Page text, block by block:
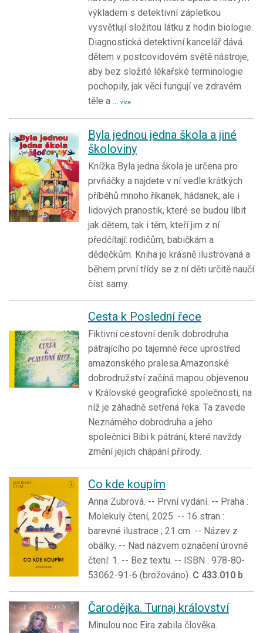
výkladem s detektivní zápletkou
vysvětlují složitou látku z hodin biologie.
Diagnostická detektivní kancelář dává
dětem v postcovidovém světě nástroje,
aby bez složité lékařské terminologie
pochopily, jak věci fungují ve zdravém
těle a ... více
Byla jednou jedna škola a jiné
školoviny
Knížka Byla jedna škola je určena pro
prvňáčky a najdete v ní vedle krátkých
příběhů mnoho říkanek, hádanek, ale i
lidových pranostik, které se budou líbit
jak dětem, tak i těm, kteří jim z ní
předčítají: rodičům, babičkám a
dědečkům. Kniha je krásně ilustrovaná a
během první třídy se z ní děti určitě naučí
číst samy.
Cesta k Poslední řece
Fiktivní cestovní deník dobrodruha
pátrajícího po tajemné řece uprostřed
amazonského pralesa.Amazonské
dobrodružství začíná mapou objevenou
v Královské geografické společnosti, na
níž je záhadně setřená řeka. Ta zavede
Neznámého dobrodruha a jeho
společnici Bibi k pátrání, které navždy
změní jejich chápání přírody.
Co kde koupím
Anna Zubrová. -- První vydání. -- Praha :
Molekuly čtení, 2025. -- 16 stran :
barevné ilustrace ; 21 cm. -- Název z
obálky. -- Nad názvem označení úrovně
čtení: 1. -- Bez textu. -- ISBN : 978-80-
53062-91-6 (brožováno). C 433.010 b
Čarodějka. Turnaj království
Minulou noc Eira zabila člověka.